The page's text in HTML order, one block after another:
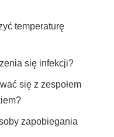
temperaturę
się infekcji?
się z zespołem
zapobiegania